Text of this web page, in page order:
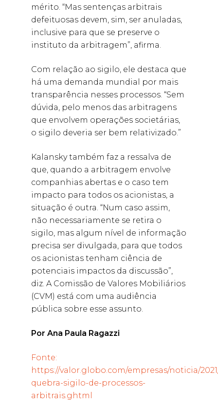
mérito. “Mas sentenças arbitrais
defeituosas devem, sim, ser anuladas,
inclusive para que se preserve o
instituto da arbitragem”, afirma.
Com relação ao sigilo, ele destaca que
há uma demanda mundial por mais
transparência nesses processos. “Sem
dúvida, pelo menos das arbitragens
que envolvem operações societárias,
o sigilo deveria ser bem relativizado.”
Kalansky também faz a ressalva de
que, quando a arbitragem envolve
companhias abertas e o caso tem
impacto para todos os acionistas, a
situação é outra. “Num caso assim,
não necessariamente se retira o
sigilo, mas algum nível de informação
precisa ser divulgada, para que todos
os acionistas tenham ciência de
potenciais impactos da discussão”,
diz. A Comissão de Valores Mobiliários
(CVM) está com uma audiência
pública sobre esse assunto.
Por Ana Paula Ragazzi
Fonte:
https://valor.globo.com/empresas/noticia/
quebra-sigilo-de-processos-
arbitrais.ghtml